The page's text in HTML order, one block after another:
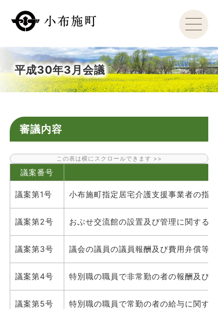
平成30年3月会議
審議内容
議案番号
議案第1号 小布施町指定居宅介護支援事業者の指
議案第2号 おぶせ交流館の設置及び管理に関する
議案第3号 議会の議員の議員報酬及び費用弁償等
議案第4号 特別職の職員で非常勤の者の報酬及び
議案第5号 特別職の職員で常勤の者の給与に関す